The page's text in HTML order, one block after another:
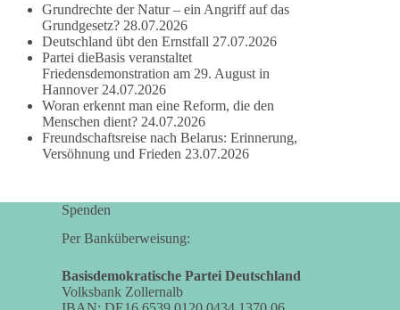
Politik, die Fluchtursachen bekämpft,
Schleuserkriminalität entschlossen entgegentritt
und Migration nicht zum Gegenstand
geopolitischer Machtspiele werden lässt.
Der Mensch darf niemals zum Spielball
politischer Interessen werden.
#Migration
Auf Facebook ansehen
DieBasis
Grundrechte der Natur – ein Angriff auf das
Grundgesetz? 28.07.2026
Deutschland übt den Ernstfall 27.07.2026
Partei dieBasis veranstaltet
Friedensdemonstration am 29. August in
Hannover 24.07.2026
Woran erkennt man eine Reform, die den
Menschen dient? 24.07.2026
Freundschaftsreise nach Belarus: Erinnerung,
Versöhnung und Frieden 23.07.2026
Spenden
Per Banküberweisung:
Basisdemokratische Partei Deutschland
Volksbank Zollernalb